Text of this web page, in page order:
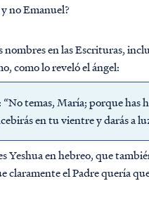
y no Emanuel?
nombres en las Escrituras,
como lo reveló el ángel:
temas, María; porque has
en tu vientre y darás a
Yeshua en hebreo, que
claramente el Padre quería